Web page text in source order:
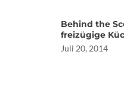
Behind the
freizügige
Juli 20, 2014